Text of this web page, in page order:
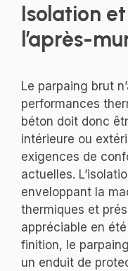
Isolation
l’après-
Le parpaing brut
performances
béton doit donc
intérieure ou
exigences de
actuelles.
enveloppant la
thermiques et
appréciable en
finition, le
un enduit de